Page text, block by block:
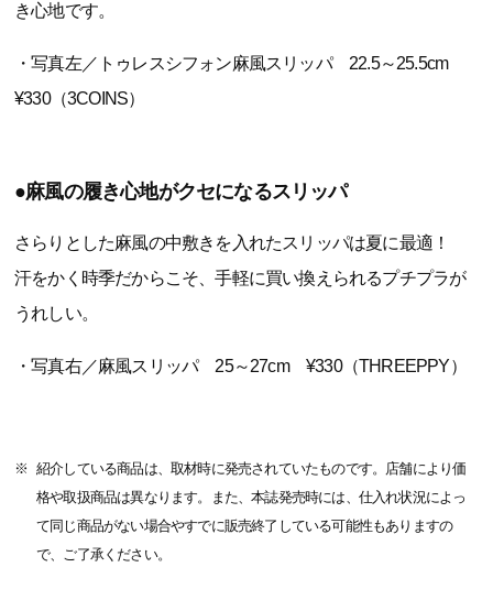
き心地です。
・写真左／トゥレスシフォン麻風スリッパ 22.5～25.5cm
¥330（3COINS）
●麻風の履き心地がクセになるスリッパ
さらりとした麻風の中敷きを入れたスリッパは夏に最適！
汗をかく時季だからこそ、手軽に買い換えられるプチプラが
うれしい。
・写真右／麻風スリッパ 25～27cm ¥330（THREEPPY）
紹介している商品は、取材時に発売されていたものです。店舗により価
格や取扱商品は異なります。また、本誌発売時には、仕入れ状況によっ
て同じ商品がない場合やすでに販売終了している可能性もありますの
で、ご了承ください。